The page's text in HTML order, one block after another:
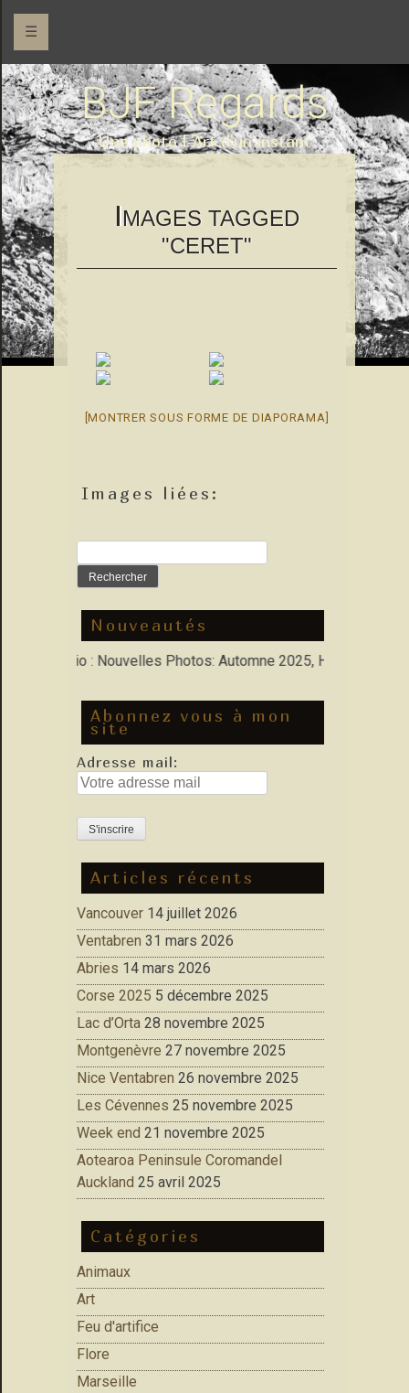
☰
BJF Regards
Une photo l 'Art d'un instant
IMAGES TAGGED
"CERET"
[MONTRER SOUS FORME DE DIAPORAMA]
Images liées:
Nouveautés
Porfolio : Nouvelles Photos: Automne 2025, Hiver 2026
Abonnez vous à mon
site
Adresse mail:
Articles récents
Vancouver 14 juillet 2026
Ventabren 31 mars 2026
Abries 14 mars 2026
Corse 2025 5 décembre 2025
Lac d’Orta 28 novembre 2025
Montgenèvre 27 novembre 2025
Nice Ventabren 26 novembre 2025
Les Cévennes 25 novembre 2025
Week end 21 novembre 2025
Aotearoa Peninsule Coromandel
Auckland 25 avril 2025
Catégories
Animaux
Art
Feu d'artifice
Flore
Marseille